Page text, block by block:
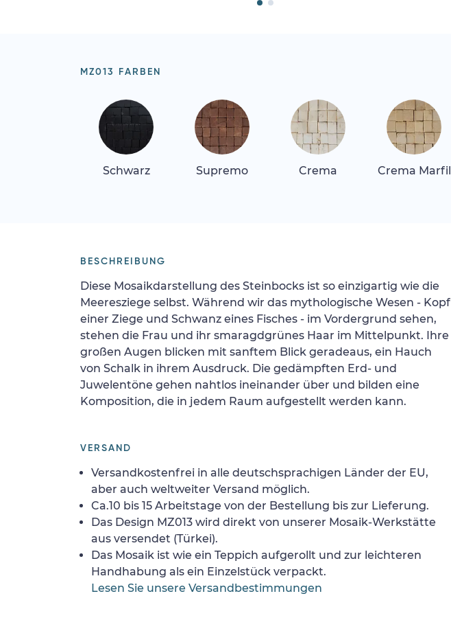
MZ013 FARBEN
Schwarz Supremo Crema Crema Marfil
BESCHREIBUNG
Diese Mosaikdarstellung des Steinbocks ist so einzigartig wie die
Meeresziege selbst. Während wir das mythologische Wesen - Kopf
einer Ziege und Schwanz eines Fisches - im Vordergrund sehen,
stehen die Frau und ihr smaragdgrünes Haar im Mittelpunkt. Ihre
großen Augen blicken mit sanftem Blick geradeaus, ein Hauch
von Schalk in ihrem Ausdruck. Die gedämpften Erd- und
Juwelentöne gehen nahtlos ineinander über und bilden eine
Komposition, die in jedem Raum aufgestellt werden kann.
VERSAND
Versandkostenfrei in alle deutschsprachigen Länder der EU,
aber auch weltweiter Versand möglich.
Ca.10 bis 15 Arbeitstage von der Bestellung bis zur Lieferung.
Das Design MZ013 wird direkt von unserer Mosaik-Werkstätte
aus versendet (Türkei).
Das Mosaik ist wie ein Teppich aufgerollt und zur leichteren
Handhabung als ein Einzelstück verpackt.
Lesen Sie unsere Versandbestimmungen